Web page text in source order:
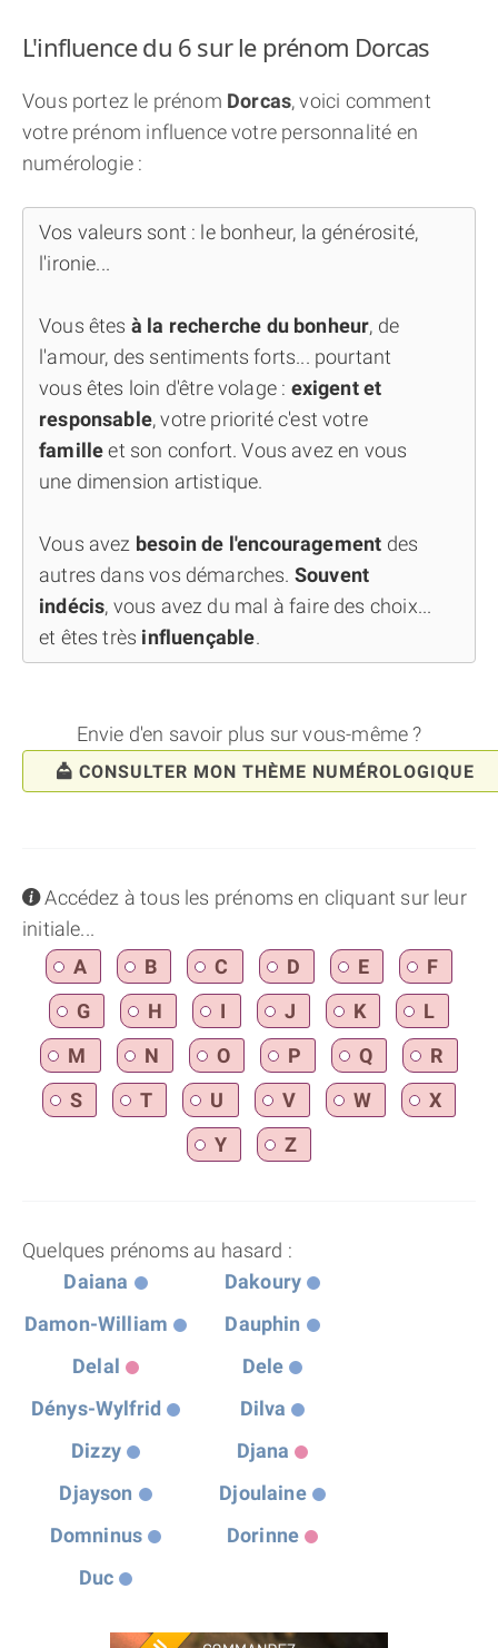
L'influence du 6 sur le prénom Dorcas
Vous portez le prénom Dorcas, voici comment
votre prénom influence votre personnalité en
numérologie :
Vos valeurs sont : le bonheur, la générosité,
l'ironie...
Vous êtes à la recherche du bonheur, de
l'amour, des sentiments forts... pourtant
vous êtes loin d'être volage : exigent et
responsable, votre priorité c'est votre
familleet son confort. Vous avez en vous
une dimension artistique.
Vous avez besoin de l'encouragement des
autres dans vos démarches. Souvent
indécis, vous avez du mal à faire des choix...
et êtes très influençable.
Envie d'en savoir plus sur vous-même ?
CONSULTER MON THÈME NUMÉROLOGIQUE
infoAccédez à tous les prénoms en cliquant sur leur
initiale...
A
B C D E
F
G
H I J K
L
M
N O P Q
R
S
T U V W
X
Y
Z
Quelques prénoms au hasard :
Daiana
Dakoury
Damon-William
Dauphin
Delal
Dele
Dénys-Wylfrid
Dilva
Dizzy
Djana
Djayson
Djoulaine
Domninus
Dorinne
Duc